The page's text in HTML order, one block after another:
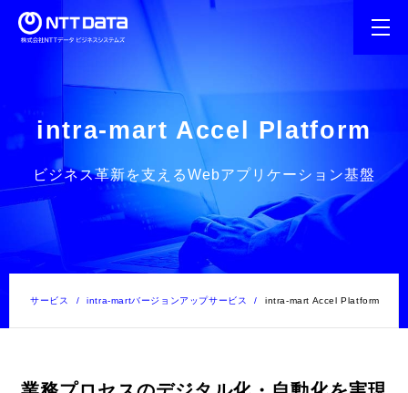
intra-mart Accel Platform
ビジネス革新を支えるWebアプリケーション基盤
ン・サービス intra-martバージョンアップサービス intra-mart Accel Platform